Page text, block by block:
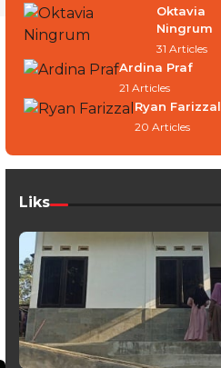
Oktavia
Ningrum
31 Articles
Ardina Praf
21 Articles
Ryan Farizzal
20 Articles
Liks